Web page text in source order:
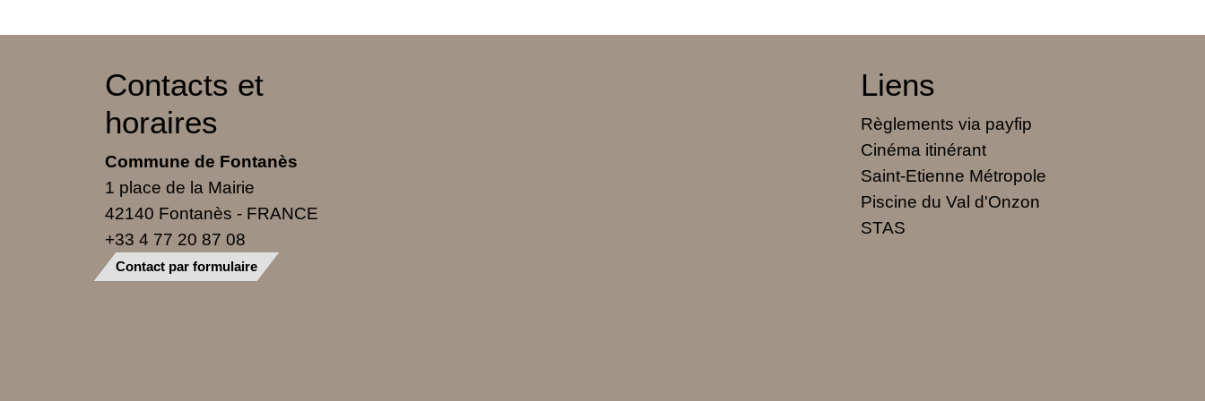
Contacts et
horaires
Commune de Fontanès
1 place de la Mairie
42140 Fontanès - FRANCE
+33 4 77 20 87 08
Contact par formulaire
Liens
Règlements via payfip
Cinéma itinérant
Saint-Etienne Métropole
Piscine du Val d'Onzon
STAS